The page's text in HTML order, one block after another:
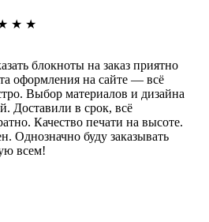
★ ★
блокноты на заказ приятно
оформления на сайте — всё
Выбор материалов и дизайна
Доставили в срок, всё
Качество печати на высоте.
Однозначно буду заказывать
всем!